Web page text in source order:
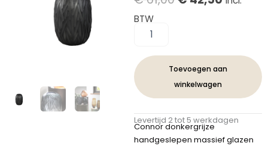
BTW
PTMD
Connor
Donkergrijs
Handgeslepen
Massief
Glazen
Vaas
S
aantal
Toevoegen aan
winkelwagen
Levertijd 2 tot 5 werkdagen
Connor donkergrijze
handgeslepen massief glazen